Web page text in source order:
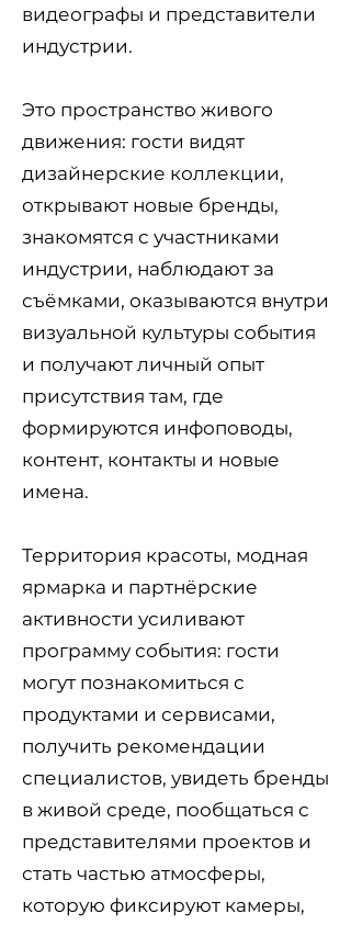
видеографы и представители
индустрии.
Это пространство живого
движения: гости видят
дизайнерские коллекции,
открывают новые бренды,
знакомятся с участниками
индустрии, наблюдают за
съёмками, оказываются внутри
визуальной культуры события
и получают личный опыт
присутствия там, где
формируются инфоповоды,
контент, контакты и новые
имена.
Территория красоты, модная
ярмарка и партнёрские
активности усиливают
программу события: гости
могут познакомиться с
продуктами и сервисами,
получить рекомендации
специалистов, увидеть бренды
в живой среде, пообщаться с
представителями проектов и
стать частью атмосферы,
которую фиксируют камеры,